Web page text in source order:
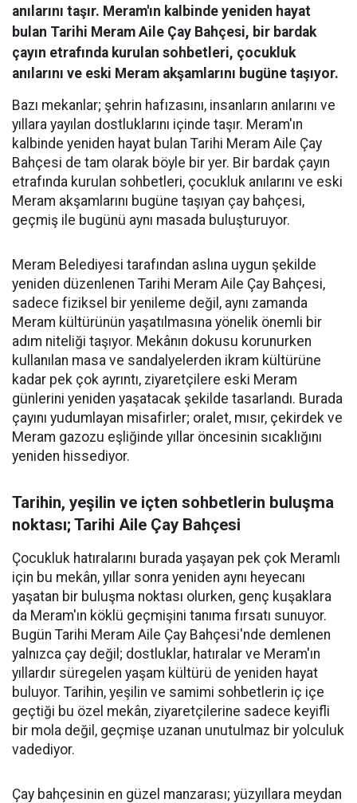
anılarını taşır. Meram'ın kalbinde yeniden hayat
bulan Tarihi Meram Aile Çay Bahçesi, bir bardak
çayın etrafında kurulan sohbetleri, çocukluk
anılarını ve eski Meram akşamlarını bugüne taşıyor.
Bazı mekanlar; şehrin hafızasını, insanların anılarını ve
yıllara yayılan dostluklarını içinde taşır. Meram'ın
kalbinde yeniden hayat bulan Tarihi Meram Aile Çay
Bahçesi de tam olarak böyle bir yer. Bir bardak çayın
etrafında kurulan sohbetleri, çocukluk anılarını ve eski
Meram akşamlarını bugüne taşıyan çay bahçesi,
geçmiş ile bugünü aynı masada buluşturuyor.
Meram Belediyesi tarafından aslına uygun şekilde
yeniden düzenlenen Tarihi Meram Aile Çay Bahçesi,
sadece fiziksel bir yenileme değil, aynı zamanda
Meram kültürünün yaşatılmasına yönelik önemli bir
adım niteliği taşıyor. Mekânın dokusu korunurken
kullanılan masa ve sandalyelerden ikram kültürüne
kadar pek çok ayrıntı, ziyaretçilere eski Meram
günlerini yeniden yaşatacak şekilde tasarlandı. Burada
çayını yudumlayan misafirler; oralet, mısır, çekirdek ve
Meram gazozu eşliğinde yıllar öncesinin sıcaklığını
yeniden hissediyor.
Tarihin, yeşilin ve içten sohbetlerin buluşma
noktası; Tarihi Aile Çay Bahçesi
Çocukluk hatıralarını burada yaşayan pek çok Meramlı
için bu mekân, yıllar sonra yeniden aynı heyecanı
yaşatan bir buluşma noktası olurken, genç kuşaklara
da Meram'ın köklü geçmişini tanıma fırsatı sunuyor.
Bugün Tarihi Meram Aile Çay Bahçesi'nde demlenen
yalnızca çay değil; dostluklar, hatıralar ve Meram'ın
yıllardır süregelen yaşam kültürü de yeniden hayat
buluyor. Tarihin, yeşilin ve samimi sohbetlerin iç içe
geçtiği bu özel mekân, ziyaretçilerine sadece keyifli
bir mola değil, geçmişe uzanan unutulmaz bir yolculuk
vadediyor.
Çay bahçesinin en güzel manzarası; yüzyıllara meydan